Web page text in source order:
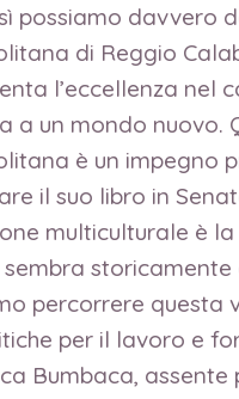
possiamo davvero
di Reggio
l’eccellenza nel
a un mondo nuovo.
è un impegno
il suo libro in
multiculturale è
percorrere questa
per il lavoro e
Bumbaca,